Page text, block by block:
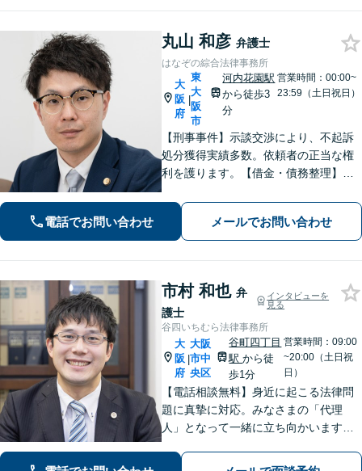
丸山 和彦 弁護士
はなぞの綜合法律事務所
大
阪
府
|
東
大
阪
市
河内花園駅
から徒歩3
分
営業時間：00:00~
23:59（土日祝日）
【刑事事件】示談交渉により、不起訴
処分獲得実績多数。依頼者の正当な権
利を護ります。【借金・債務整理】借
問題】不貞慰謝料の獲得、減額実績多
数。独りで悩まず、先ずはお話をお聞
かせ下さい。【土日・夜間対応可】
電話でお問い合わせ メールでお問い合わせ
市村 和也 弁
護士
インタビューを
見る
谷四いちむら法律事務所
大
阪
府
|
大阪
市中
央区
谷町四丁目
駅から徒
歩1分
営業時間：09:00
~20:00（土日祝
日）
【電話相談無料】身近に起こる法律問
題に真摯に対応。みなさまの「代理
人」となって一緒に立ち向かいます
据えたサポート【相続・遺言】他士業